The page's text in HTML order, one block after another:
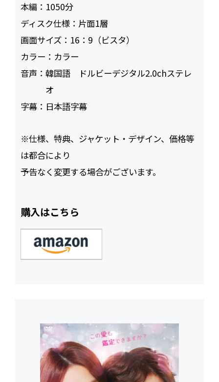
本編： 1050
ディスク仕様： 片面1層
画面サイズ： 16：9（ビスタ）
カラー： カラー
音声：韓国語 ドルビーデジタル2.0chステレ
オ
字幕： 日本語字幕
※仕様、特典、ジャケット・デザイン、価格等
は都合により
予告なく変更する場合がございます。
購入はこちら